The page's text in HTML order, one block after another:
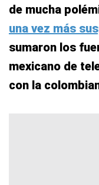
de mucha
una vez más
sumaron los
mexicano de
con la